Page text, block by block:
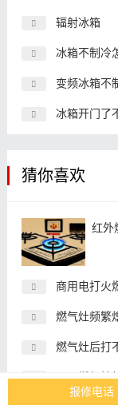
辐射冰箱
冰箱不制冷
变频冰箱不
冰箱开门了
猜你喜欢
红外
商用电打火
燃气灶频繁
燃气灶后打
火王燃气灶
报修电话